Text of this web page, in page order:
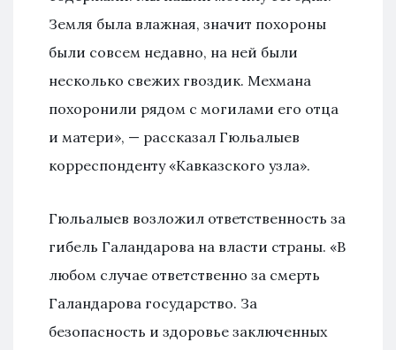
Земля была влажная, значит похороны
были совсем недавно, на ней были
несколько свежих гвоздик. Мехмана
похоронили рядом с могилами его отца
и матери», — рассказал Гюльалыев
корреспонденту «Кавказского узла».
Гюльалыев возложил ответственность за
гибель Галандарова на власти страны. «В
любом случае ответственно за смерть
Галандарова государство. За
безопасность и здоровье заключенных